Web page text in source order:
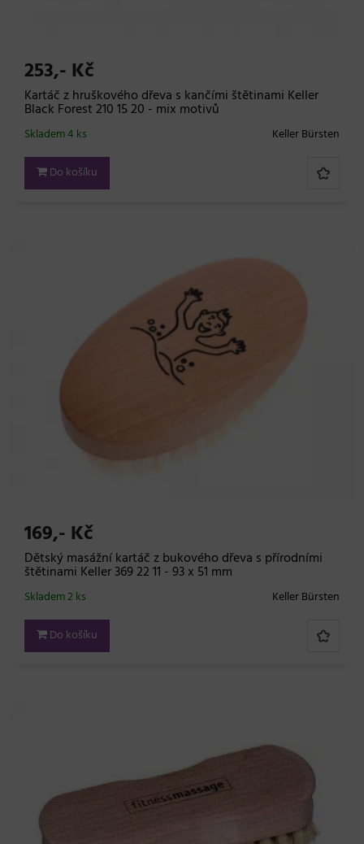
253,- Kč
Kartáč z hruškového dřeva s kančími štětinami Keller
Black Forest 210 15 20 - mix motivů
Keller Bürsten
Skladem 4 ks
Do košíku
169,- Kč
Dětský masážní kartáč z bukového dřeva s přírodními
štětinami Keller 369 22 11 - 93 x 51 mm
Keller Bürsten
Skladem 2 ks
Do košíku